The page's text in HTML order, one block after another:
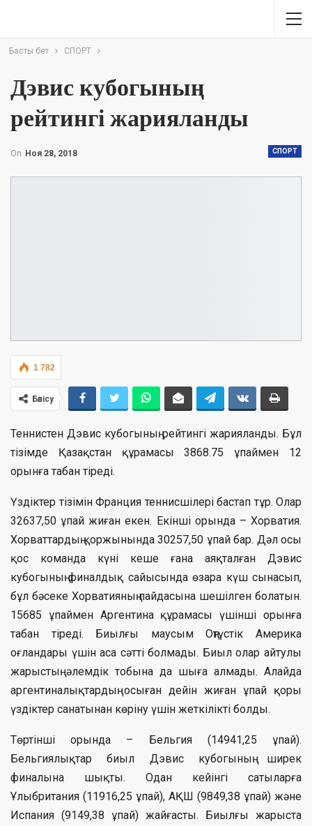
Басты бет СПОРТ
Дэвис кубогының
рейтингі жарияланды
СПОРТ
On Ноя 28, 2018
1 782
Бөлісу
Теннистен Дэвис кубогының рейтингі жарияланды. Бұл
тізімде Қазақстан құрамасы 3868.75 ұпаймен 12
орынға табан тіреді.
Үздіктер тізімін Франция теннисшілері бастап тұр. Олар
32637,50 ұпай жиған екен. Екінші орында – Хорватия.
Хорваттардың қоржынында 30257,50 ұпай бар. Дәл осы
қос команда күні кеше ғана аяқталған Дэвис
кубогының финалдық сайысында өзара күш сынасып,
бұл бәсеке Хорватияның пайдасына шешілген болатын.
15685 ұпаймен Аргентина құрамасы үшінші орынға
табан тіреді. Биылғы маусым Оңтүстік Америка
оғландары үшін аса сәтті болмады. Биыл олар айтулы
жарыстың әлемдік тобына да шыға алмады. Алайда
аргентиналықтардың осыған дейін жиған ұпай қоры
үздіктер санатынан көріну үшін жеткілікті болды.
Төртінші орында – Бельгия (14941,25 ұпай).
Бельгиялықтар биыл Дэвис кубогының ширек
финалына шықты. Одан кейінгі сатыларға
Ұлыбритания (11916,25 ұпай), АҚШ (9849,38 ұпай) және
Испания (9149,38 ұпай) жайғасты. Биылғы жарыста